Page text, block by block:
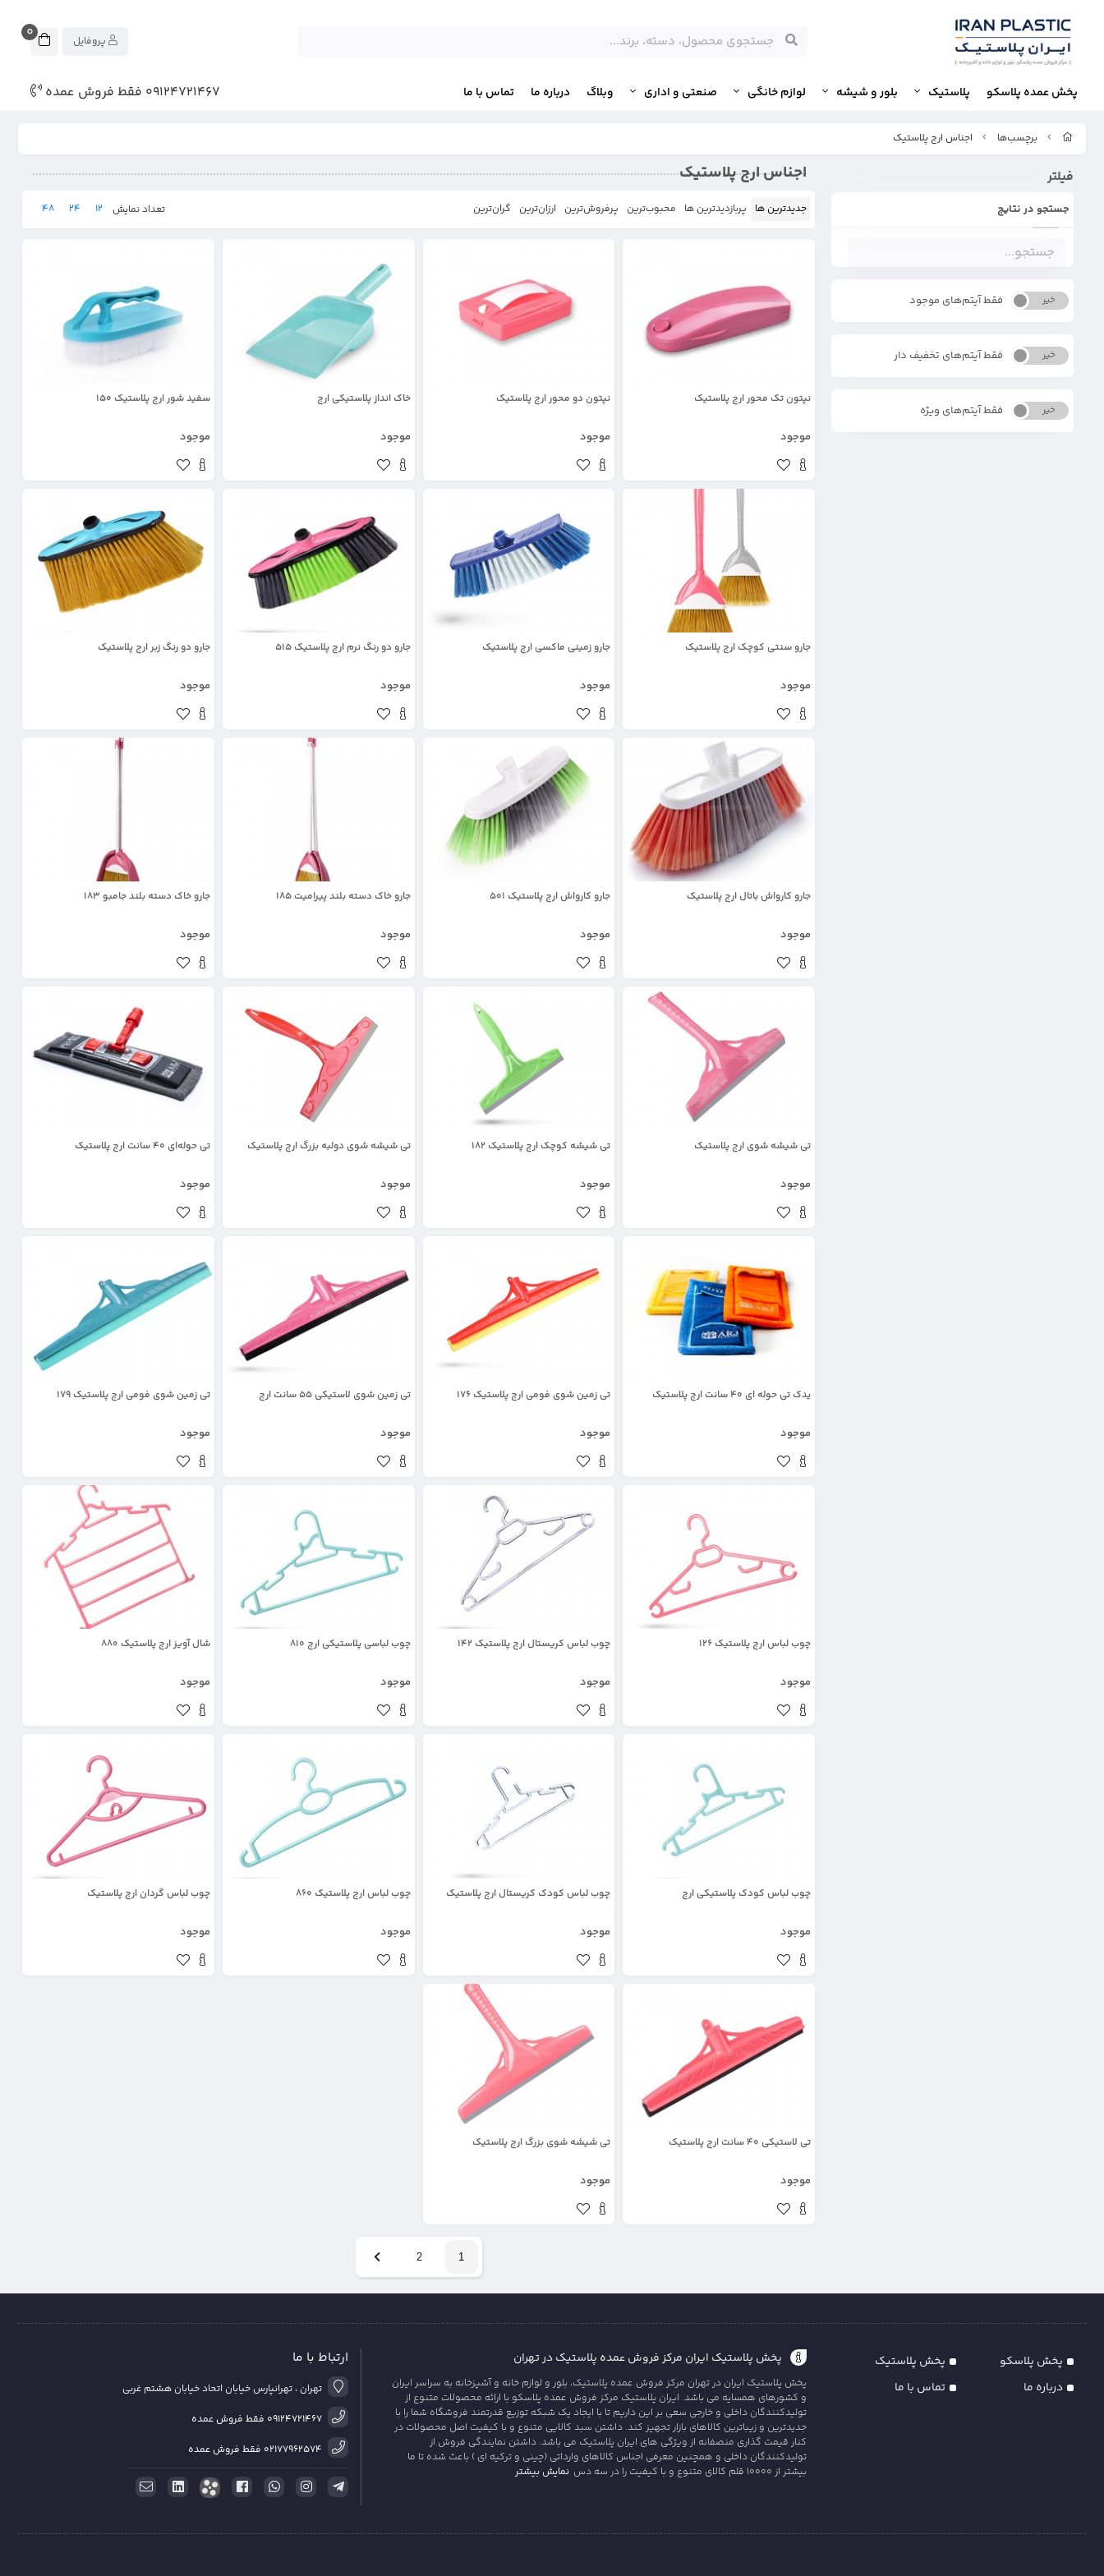
0
پخش عمده پلاسکو پلاستیک بلور و شیشه لوازم خانگی صنعتی و اداری وبلاگ درباره ما تماس با ما 09124721467 فقط فروش عمده
برچسب‌ها اجناس ارج پلاستیک
فیلتر
جستجو در نتایج
بله خیر فقط آیتم‌های موجود
بله خیر فقط آیتم‌های تخفیف دار
بله خیر فقط آیتم‌های ویژه
اجناس ارج پلاستیک
جدیدترین ها پربازدیدترین ها محبوب‌‌ترین پرفروش‌ترین ارزان‌ترین گران‌ترین تعداد نمایش 12
24
48
نپتون تک محور ارج پلاستیک
موجود
نپتون دو محور ارج پلاستیک
موجود
خاک انداز پلاستیکی ارج
موجود
سفید شور ارج پلاستیک 150
موجود
جارو سنتی کوچک ارج پلاستیک
موجود
جارو زمینی ماکسی ارج پلاستیک
موجود
جارو دو رنگ نرم ارج پلاستیک 515
موجود
جارو دو رنگ زبر ارج پلاستیک
موجود
جارو کارواش باتال ارج پلاستیک
موجود
جارو کارواش ارج پلاستیک 501
موجود
جارو خاک دسته بلند پیرامیت 185
موجود
جارو خاک دسته بلند جامبو 183
موجود
تی شیشه شوی ارج پلاستیک
موجود
تی شیشه کوچک ارج پلاستیک 182
موجود
تی شیشه شوی دولبه بزرگ ارج پلاستیک
موجود
تی حوله‌ای ۴۰ سانت ارج پلاستیک
موجود
یدک تی حوله ای 40 سانت ارج پلاستیک
موجود
تی زمین شوی فومی ارج پلاستیک 176
موجود
تی زمین شوی لاستیکی ۵۵ سانت ارج
موجود
تی زمین شوی فومی ارج پلاستیک 179
موجود
چوب لباس ارج پلاستیک 126
موجود
چوب لباس کریستال ارج پلاستیک 142
موجود
چوب لباسی پلاستیکی ارج 810
موجود
شال آویز ارج پلاستیک 880
موجود
چوب لباس کودک پلاستیکی ارج
موجود
چوب لباس کودک کریستال ارج پلاستیک
موجود
چوب لباس ارج پلاستیک 860
موجود
چوب لباس گردان ارج پلاستیک
موجود
تی لاستیکی ۴۰ سانت ارج پلاستیک
موجود
تی شیشه شوی بزرگ ارج پلاستیک
موجود
1
2
پخش پلاسکو
پخش پلاستیک
درباره ما
تماس با ما
پخش پلاستیک ایران مرکز فروش عمده پلاستیک در تهران
پخش پلاستیک ایران در تهران مرکز فروش عمده پلاستیک، بلور و لوازم خانه و آشپزخانه به سراسر ایران
و کشورهای همسایه می باشد. ایران پلاستیک مرکز فروش عمده پلاسکو با ارائه محصولات متنوع از
تولیدکنندگان داخلی و خارجی سعی بر این داریم تا با ایجاد یک شبکه توزیع قدرتمند فروشگاه شما را با
جدیدترین و زیباترین کالاهای بازار تجهیز کند. داشتن سبد کالایی متنوع و با کیفیت اصل محصولات در
کنار قیمت گذاری منصفانه از ویژگی های ایران پلاستیک می باشد. داشتن نمایندگی فروش از
تولیدکنندگان داخلی و همچنین معرفی اجناس کالاهای وارداتی (چینی و ترکیه ای ) باعث شده تا ما
بیشتر از 10000 قلم کالای متنوع و با کیفیت را در سه دس
نمایش بیشتر
ارتباط با ما
تهران ، تهرانپارس خیابان اتحاد خیابان هشتم غربی
09124721467 فقط فروش عمده
02177962574 فقط فروش عمده